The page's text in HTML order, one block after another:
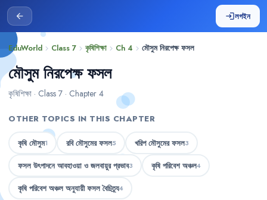
arrow_back loginলগইন
EduWorld chevron_right Class 7 chevron_right কৃষিশিক্ষা chevron_right Ch 4 chevron_right মৌসুম নিরপেক্ষ ফসল
মৌসুম নিরপেক্ষ ফসল
কৃষিশিক্ষা · Class 7 · Chapter 4
OTHER TOPICS IN THIS CHAPTER
কৃষি মৌসুম1 রবি মৌসুমের ফসল5 খরিপ মৌসুমের ফসল3
ফসল উৎপাদনে আবহাওয়া ও জলবায়ুর প্রভাব3 কৃষি পরিবেশ অঞ্চল4
কৃষি পরিবেশ অঞ্চল অনুযায়ী ফসল বৈচিত্র্য4